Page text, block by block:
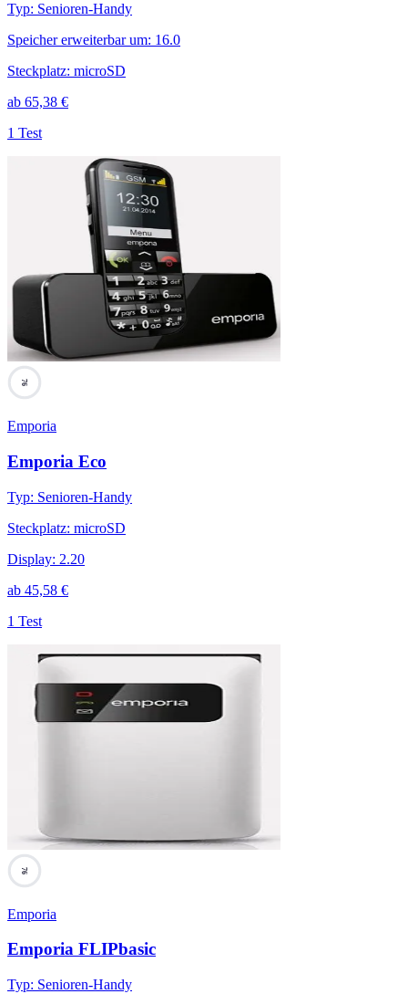
Typ: Senioren-Handy
Speicher erweiterbar um: 16.0
Steckplatz: microSD
ab 65,38 €
1 Test
76
Emporia
Emporia Eco
Typ: Senioren-Handy
Steckplatz: microSD
Display: 2.20
ab 45,58 €
1 Test
76
Emporia
Emporia FLIPbasic
Typ: Senioren-Handy